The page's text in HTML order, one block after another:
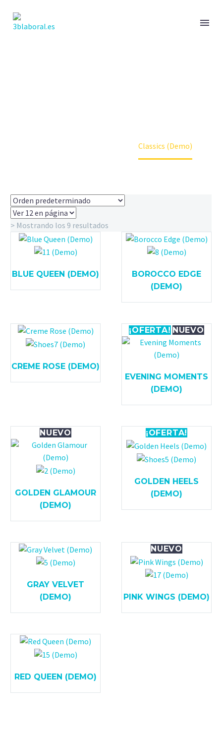
Classics (Demo)
> Mostrando los 9 resultados
BLUE QUEEN (DEMO)
BOROCCO EDGE
(DEMO)
CREME ROSE (DEMO)
¡OFERTA! NUEVO
EVENING MOMENTS
(DEMO)
NUEVO
GOLDEN GLAMOUR
(DEMO)
¡OFERTA!
GOLDEN HEELS
(DEMO)
GRAY VELVET
(DEMO)
NUEVO
PINK WINGS (DEMO)
RED QUEEN (DEMO)